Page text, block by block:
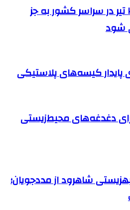
امتحانات نهایی ۳۰ تیر در سراسر کشور به جز
شود
پایدار کیسه‌های پلاستیکی
دغدغه‌های محیط‌زیستی
شاهرود از مددجویان؛